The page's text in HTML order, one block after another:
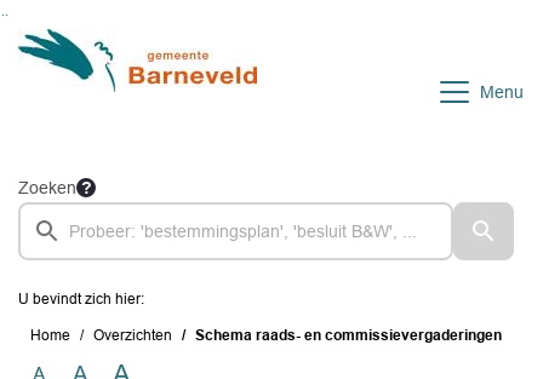
Ga naar de inhoud van deze pagina
Ga naar het zoeken
Ga naar het menu
Menu
Zoeken
U bevindt zich hier:
Home Overzichten Schema raads- en commissievergaderingen
A